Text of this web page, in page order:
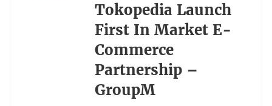
Tokopedia Launch
First In Market E-
Commerce
Partnership –
GroupM